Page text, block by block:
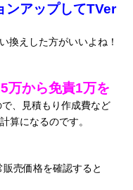
ンアップしてTVer
換えした方がいいよね！
万から免責1万を
で、見積もり作成費など
算になるのです。
売価格を確認すると